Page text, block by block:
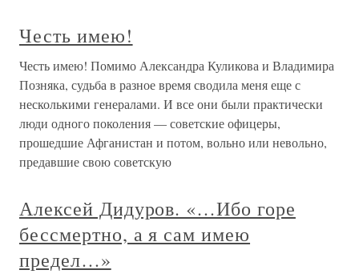
Честь имею!
Честь имею! Помимо Александра Куликова и Владимира
Позняка, судьба в разное время сводила меня еще с
несколькими генералами. И все они были практически
люди одного поколения — советские офицеры,
прошедшие Афганистан и потом, вольно или невольно,
предавшие свою советскую
Алексей Дидуров. «…Ибо горе
бессмертно, а я сам имею
предел…»